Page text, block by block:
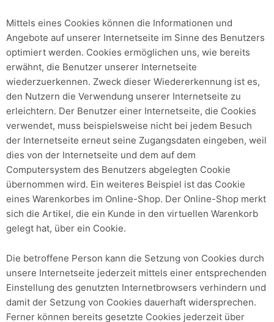
Mittels eines Cookies können die Informationen und
Angebote auf unserer Internetseite im Sinne des Benutzers
optimiert werden. Cookies ermöglichen uns, wie bereits
erwähnt, die Benutzer unserer Internetseite
wiederzuerkennen. Zweck dieser Wiedererkennung ist es,
den Nutzern die Verwendung unserer Internetseite zu
erleichtern. Der Benutzer einer Internetseite, die Cookies
verwendet, muss beispielsweise nicht bei jedem Besuch
der Internetseite erneut seine Zugangsdaten eingeben, weil
dies von der Internetseite und dem auf dem
Computersystem des Benutzers abgelegten Cookie
übernommen wird. Ein weiteres Beispiel ist das Cookie
eines Warenkorbes im Online-Shop. Der Online-Shop merkt
sich die Artikel, die ein Kunde in den virtuellen Warenkorb
gelegt hat, über ein Cookie.
Die betroffene Person kann die Setzung von Cookies durch
unsere Internetseite jederzeit mittels einer entsprechenden
Einstellung des genutzten Internetbrowsers verhindern und
damit der Setzung von Cookies dauerhaft widersprechen.
Ferner können bereits gesetzte Cookies jederzeit über